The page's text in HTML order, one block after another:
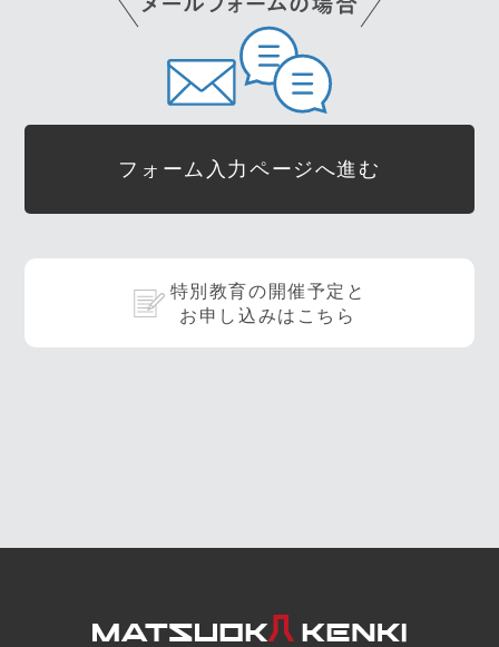
フォーム入力ページへ進む
特別教育の開催予定と
お申し込みはこちら